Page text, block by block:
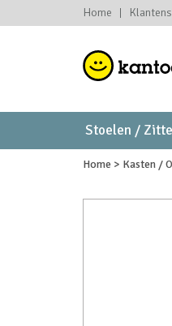
Home
Stoelen /
Home > Kasten /